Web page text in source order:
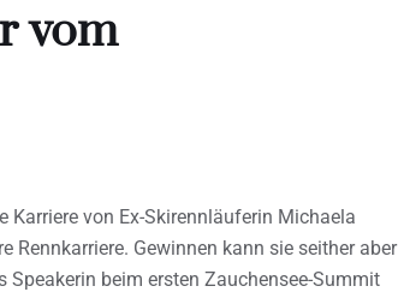
vom
Karriere von Ex-Skirennläuferin Michaela
Rennkarriere. Gewinnen kann sie seither aber
beim ersten Zauchensee-Summit